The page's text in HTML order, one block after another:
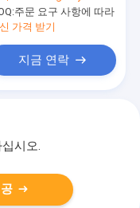
주문 요구 사항에 따라
가격 받기
지금 연락
시오.